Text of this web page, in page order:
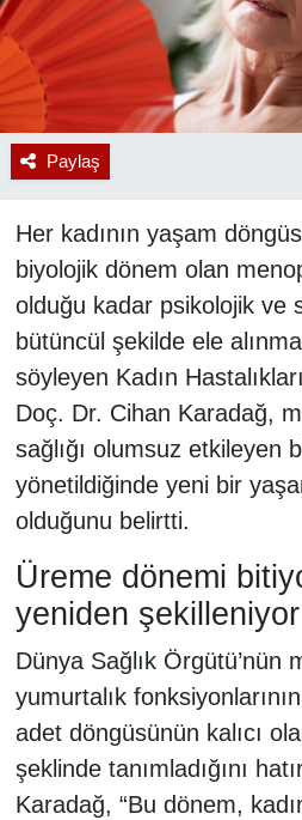
Paylaş
Her kadının yaşam
biyolojik dönem olan
olduğu kadar psikolojik ve
bütüncül şekilde ele
söyleyen Kadın
Doç. Dr. Cihan Karadağ,
sağlığı olumsuz etkileyen
yönetildiğinde yeni bir
olduğunu belirtti.
Üreme dönemi
yeniden şekilleniyor
Dünya Sağlık Örgütü’nün
yumurtalık
adet döngüsünün kalıcı
şeklinde tanımladığını
Karadağ, “Bu dönem,